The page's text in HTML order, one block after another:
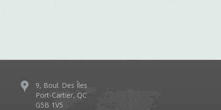
9, Boul. Des Îles
Port-Cartier, QC
G5B 1V5